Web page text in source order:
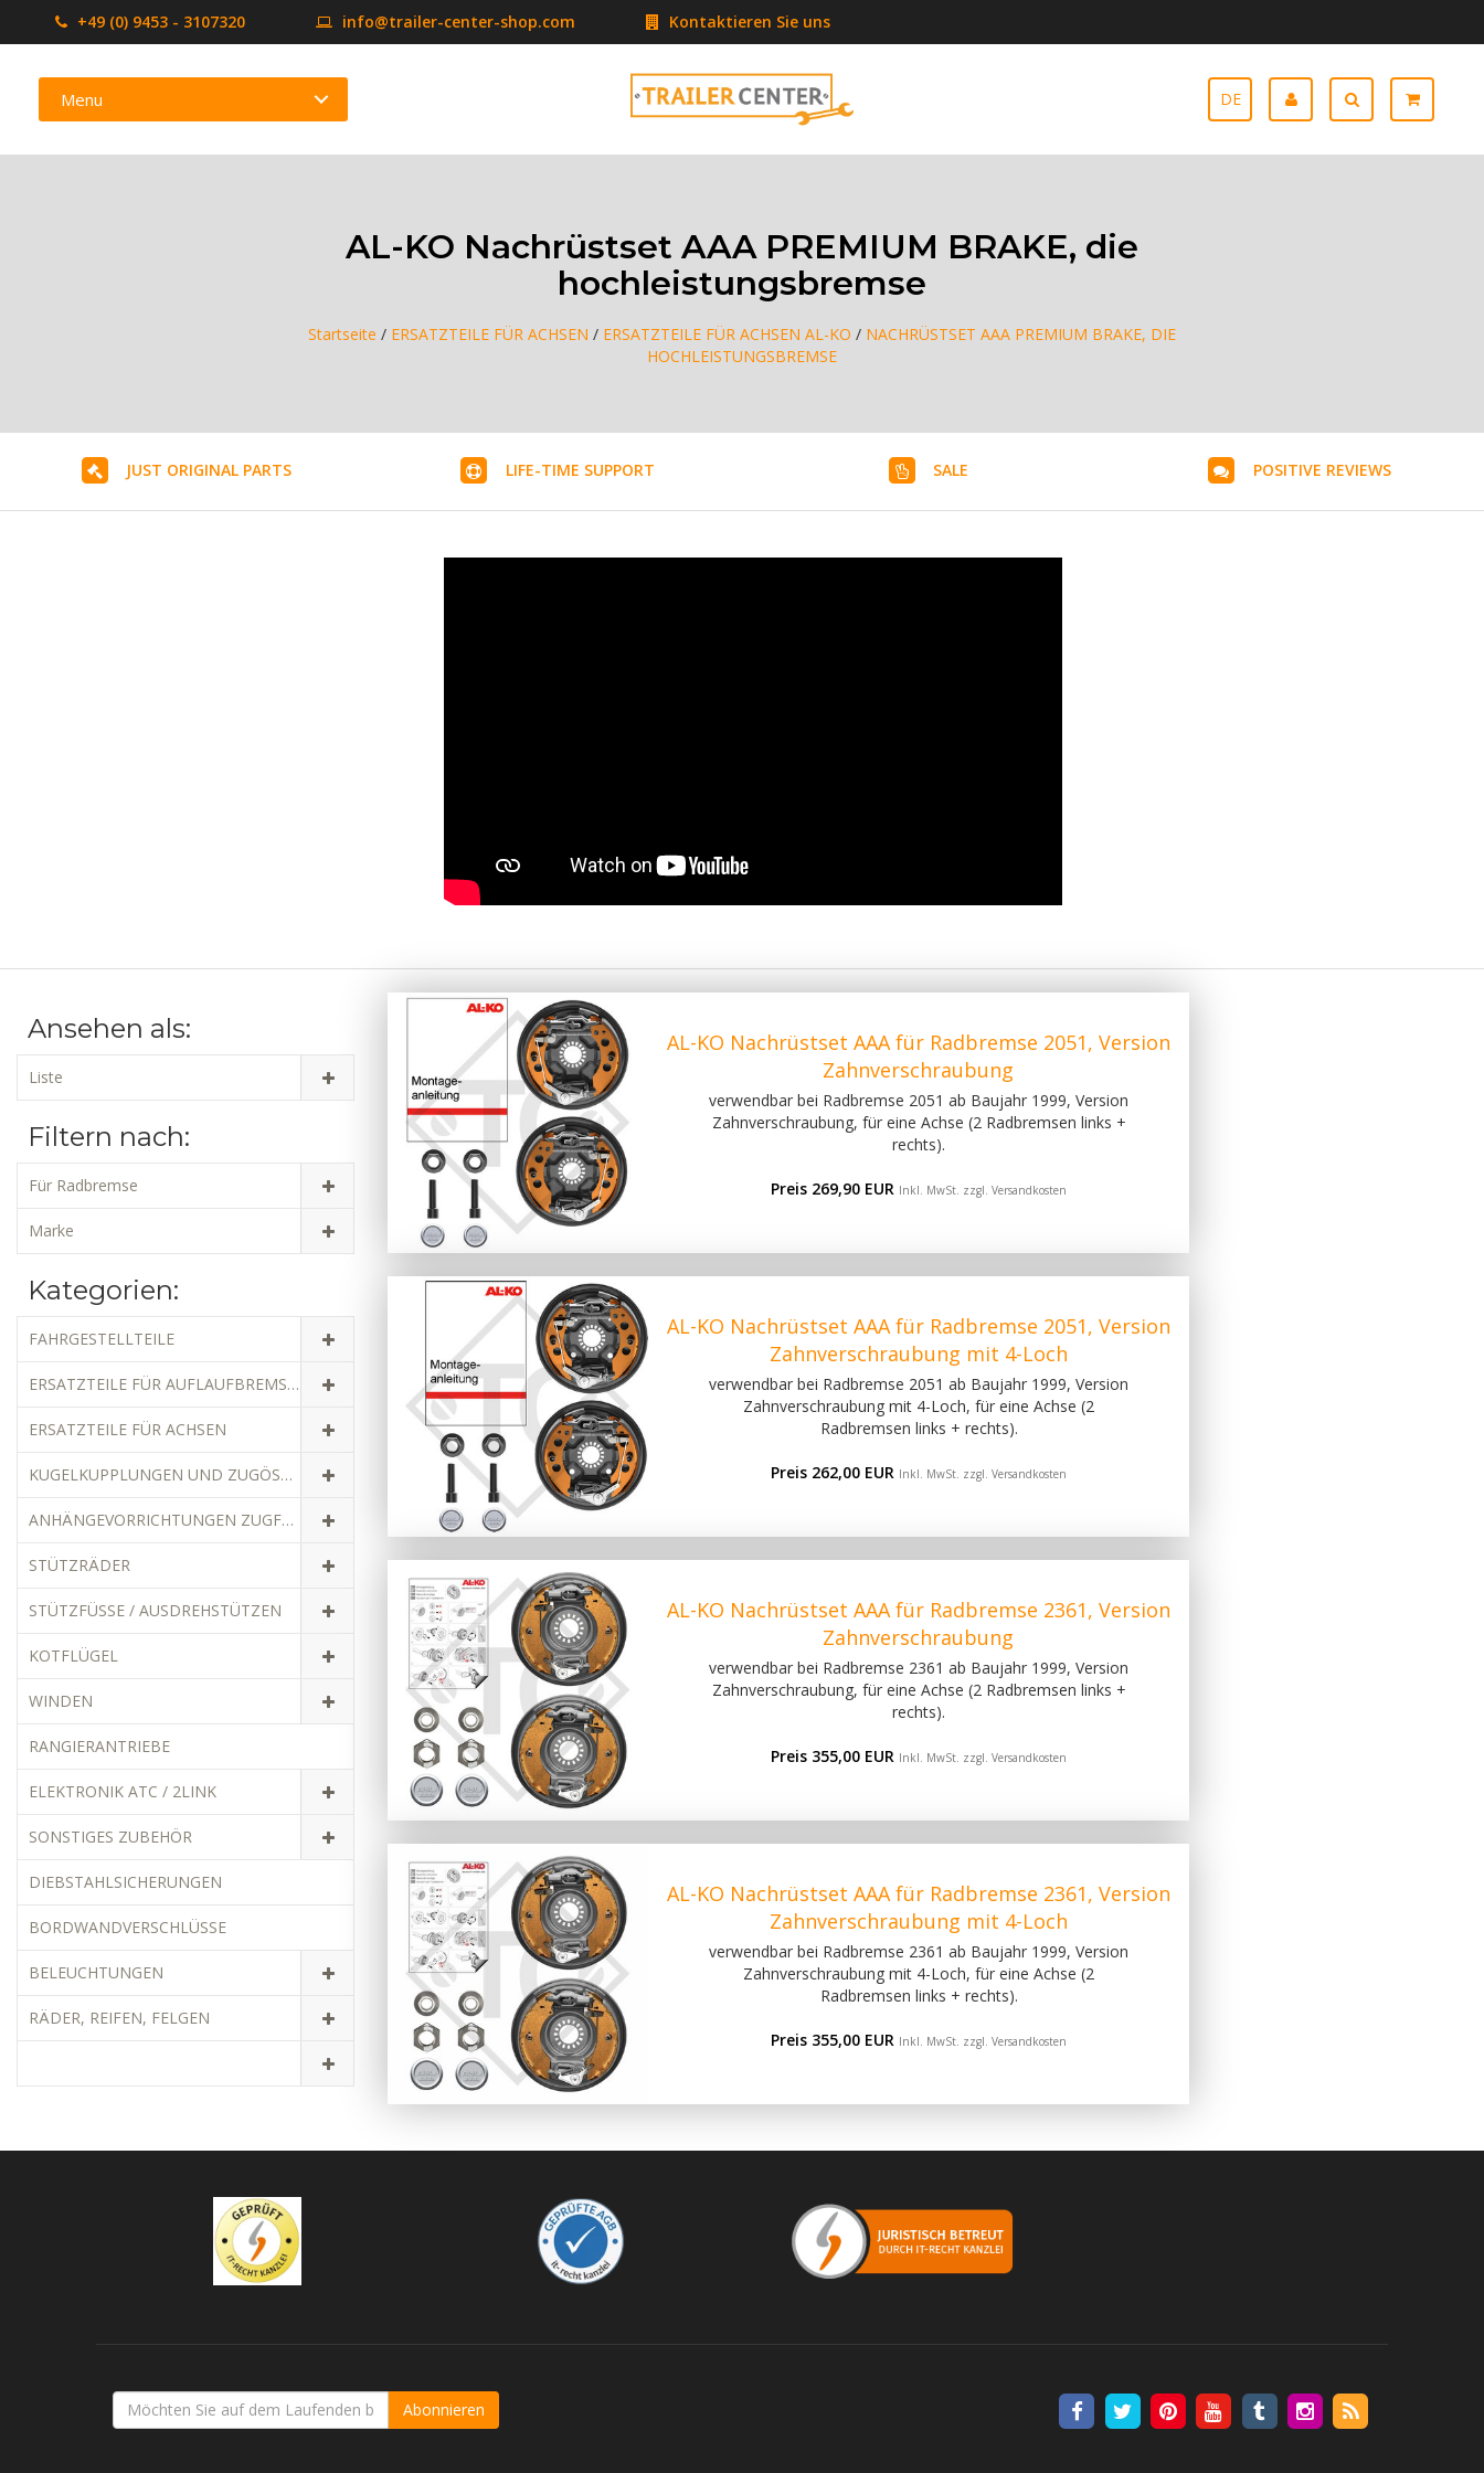
+49 (0) 9453 - 3107320 info@trailer-center-shop.com Kontaktieren Sie uns
Menu DE
AL-KO Nachrüstset AAA PREMIUM BRAKE, die
hochleistungsbremse
Startseite / ERSATZTEILE FÜR ACHSEN / ERSATZTEILE FÜR ACHSEN AL-KO / NACHRÜSTSET AAA PREMIUM BRAKE, DIE
HOCHLEISTUNGSBREMSE
JUST ORIGINAL PARTS LIFE-TIME SUPPORT SALE POSITIVE REVIEWS
Ansehen als:
Liste
Filtern nach:
Für Radbremse
Marke
Kategorien:
FAHRGESTELLTEILE
ERSATZTEILE FÜR AUFLAUFBREMSEN
ERSATZTEILE FÜR ACHSEN
KUGELKUPPLUNGEN UND ZUGÖSEN
ANHÄNGEVORRICHTUNGEN ZUGFAHRZEUGE
STÜTZRÄDER
STÜTZFÜSSE / AUSDREHSTÜTZEN
KOTFLÜGEL
WINDEN
RANGIERANTRIEBE
ELEKTRONIK ATC / 2LINK
SONSTIGES ZUBEHÖR
DIEBSTAHLSICHERUNGEN
BORDWANDVERSCHLÜSSE
BELEUCHTUNGEN
RÄDER, REIFEN, FELGEN
AL-KO Nachrüstset AAA für Radbremse 2051, Version
Zahnverschraubung
verwendbar bei Radbremse 2051 ab Baujahr 1999, Version
Zahnverschraubung, für eine Achse (2 Radbremsen links +
rechts).
Preis 269,90 EUR Inkl. MwSt. zzgl. Versandkosten
AL-KO Nachrüstset AAA für Radbremse 2051, Version
Zahnverschraubung mit 4-Loch
verwendbar bei Radbremse 2051 ab Baujahr 1999, Version
Zahnverschraubung mit 4-Loch, für eine Achse (2
Radbremsen links + rechts).
Preis 262,00 EUR Inkl. MwSt. zzgl. Versandkosten
AL-KO Nachrüstset AAA für Radbremse 2361, Version
Zahnverschraubung
verwendbar bei Radbremse 2361 ab Baujahr 1999, Version
Zahnverschraubung, für eine Achse (2 Radbremsen links +
rechts).
Preis 355,00 EUR Inkl. MwSt. zzgl. Versandkosten
AL-KO Nachrüstset AAA für Radbremse 2361, Version
Zahnverschraubung mit 4-Loch
verwendbar bei Radbremse 2361 ab Baujahr 1999, Version
Zahnverschraubung mit 4-Loch, für eine Achse (2
Radbremsen links + rechts).
Preis 355,00 EUR Inkl. MwSt. zzgl. Versandkosten
Abonnieren